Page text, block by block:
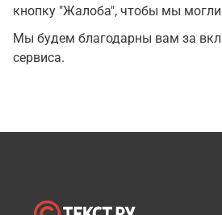
кнопку "Жалоба", чтобы мы могли
Мы будем благодарны вам за
сервиса.